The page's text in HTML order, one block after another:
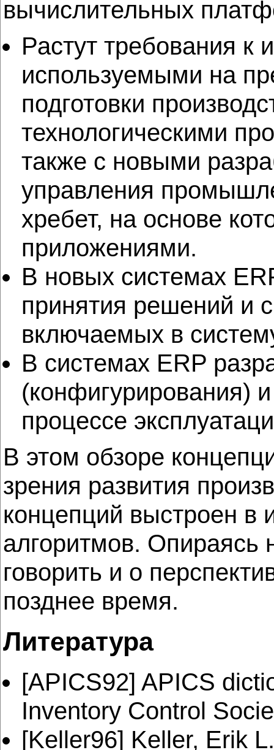
вычислительных
Растут требования к
используемыми на
подготовки
технологическими
также с новыми
управления
хребет, на основе
приложениями.
В новых системах
принятия решений и
включаемых в
В системах ERP
(конфигурирования)
процессе
В этом обзоре
зрения развития
концепций выстроен в
алгоритмов. Опираясь
говорить и о
позднее время.
Литература
[APICS92] APICS
Inventory Control
[Keller96] Keller, Erik